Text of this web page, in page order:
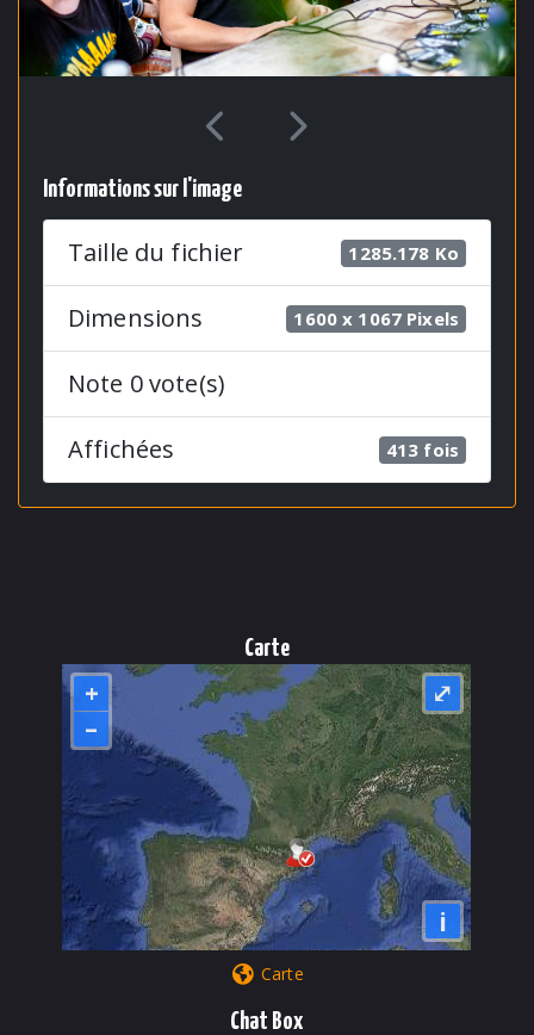
Informations sur l'image
Taille du fichier 1285.178 Ko
Dimensions 1600 x 1067 Pixels
Note 0 vote(s)
Affichées 413 fois
Carte
+
–
i
⤢
Carte
Chat Box